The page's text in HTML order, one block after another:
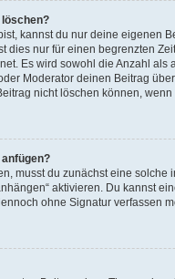
kannst du nur deine eigenen
dies nur für einen begrenzten
Es wird sowohl die Anzahl
Moderator deinen Beitrag
nicht löschen können,
musst du zunächst eine
aktivieren. Du kannst
ohne Signatur verfassen